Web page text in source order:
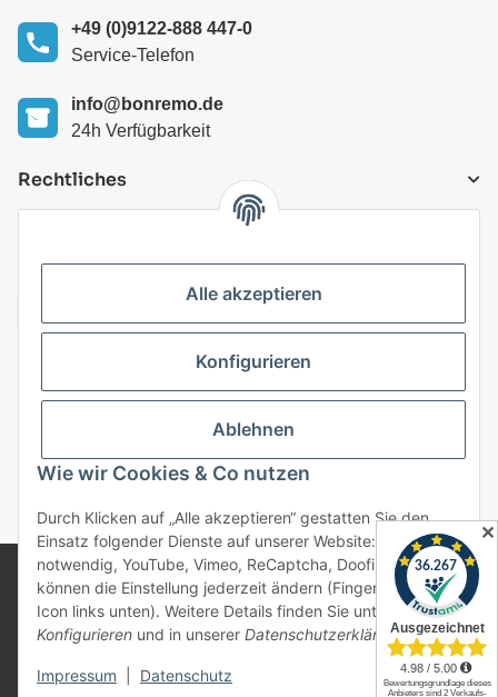
+49 (0)9122-888 447-0
Service-Telefon
info@bonremo.de
24h Verfügbarkeit
Rechtliches
Vertrag widerrufen
* Alle Preise inkl. gesetzlicher USt., zzgl.Versand
© 2025 bonremo.de. Alle Rechte vorbehalten.
Alle verwendeten Markennamen u. Bezeichnungen sind
eingetragene Warenzeichen u. Marken der jeweiligen
Eigentümer. Sie dienen nur zur Verdeutlichung der
Kompatibilität unserer Produkte mit den Produkten
verschiedener Hersteller.
Alle akzeptieren
Konfigurieren
Ablehnen
Wie wir Cookies & Co nutzen
Durch Klicken auf „Alle akzeptieren“ gestatten Sie den
Einsatz folgender Dienste auf unserer Website: Technisch
notwendig, YouTube, Vimeo, ReCaptcha, Doofinder. Sie
können die Einstellung jederzeit ändern (Fingerabdruck-
Icon links unten). Weitere Details finden Sie unter
Konfigurieren und in unserer Datenschutzerklärung.
Impressum Datenschutz
✕